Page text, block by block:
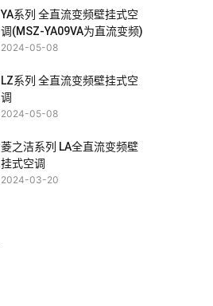
YA系列 全直流变频壁挂式空
调(MSZ-YA09VA为直流变频)
2024-05-08
LZ系列 全直流变频壁挂式空
调
2024-05-08
菱之洁系列 LA全直流变频壁
挂式空调
2024-03-20